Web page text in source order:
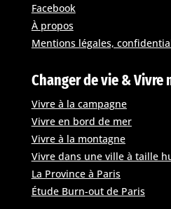
Facebook
À propos
Mentions légales,
Changer de vie & Vivre
Vivre à la campagne
Vivre en bord de mer
Vivre à la montagne
Vivre dans une ville à taille
La Province à Paris
Étude Burn-out de Paris